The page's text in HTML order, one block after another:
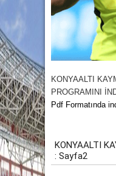
KONYAALTI
PROGRAMINI
Pdf Formatında